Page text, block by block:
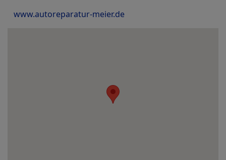
www.autoreparatur-meier.de